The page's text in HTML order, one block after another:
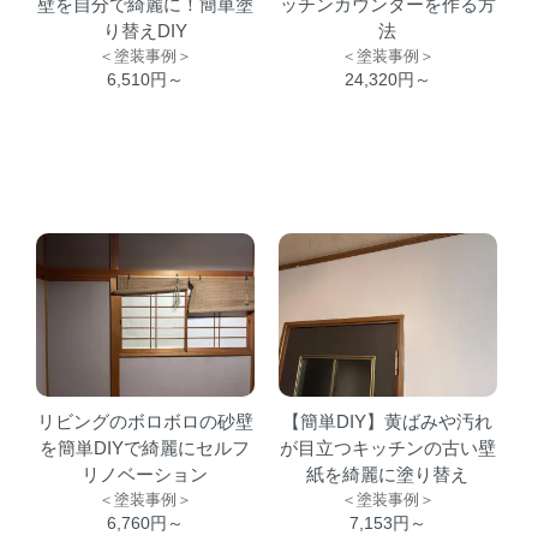
壁を自分で綺麗に！簡単塗
り替えDIY
＜塗装事例＞
6,510円～
ッチンカウンターを作る方
法
＜塗装事例＞
24,320円～
リビングのボロボロの砂壁
を簡単DIYで綺麗にセルフ
リノベーション
＜塗装事例＞
6,760円～
【簡単DIY】黄ばみや汚れ
が目立つキッチンの古い壁
紙を綺麗に塗り替え
＜塗装事例＞
7,153円～